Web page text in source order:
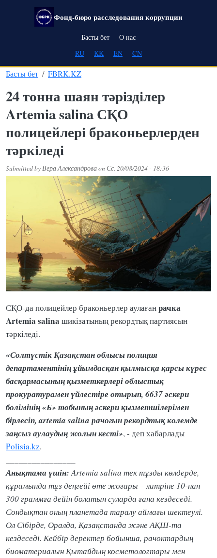
Skip to main content
Фонд-бюро расследования коррупции
Main navigation
Басты бет
О нас
RU
KK EN CN
Басты бет FBRK.KZ
24 тонна шаян тәрізділер
Artemia salina СҚО
полицейлері браконьерлерден
тәркіледі
Submitted byВера АлександроваonСс, 20/08/2024 - 18:36
СҚО-да полицейлер браконьерлер аулағанрачка
Artemia salina шикізатының рекордтық партиясын
тәркіледі.
«Солтүстік Қазақстан облысы полиция
департаментінің ұйымдасқан қылмысқа қарсы күрес
басқармасының қызметкерлері облыстық
прокуратурамен үйлестіре отырып, 6637 әскери
бөлімінің «Б» тобының әскери қызметшілерімен
бірлесіп, artemia salina рачогын рекордтық көлемде
заңсыз аулаудың жолын кесті», - деп хабарлады
Polisia.kz.
Анықтама үшін:Artemia salina тек тұзды көлдерде,
құрамында тұз деңгейі өте жоғары – литріне 10-нан
300 граммға дейін болатын суларда ғана кездеседі.
Сондықтан оның планетада таралу аймағы шектеулі.
Ол Сібірде, Оралда, Қазақстанда және АҚШ-та
кездеседі. Кейбір деректер бойынша, рачоктардың
биоматериалын Қытайдың косметологтары мен